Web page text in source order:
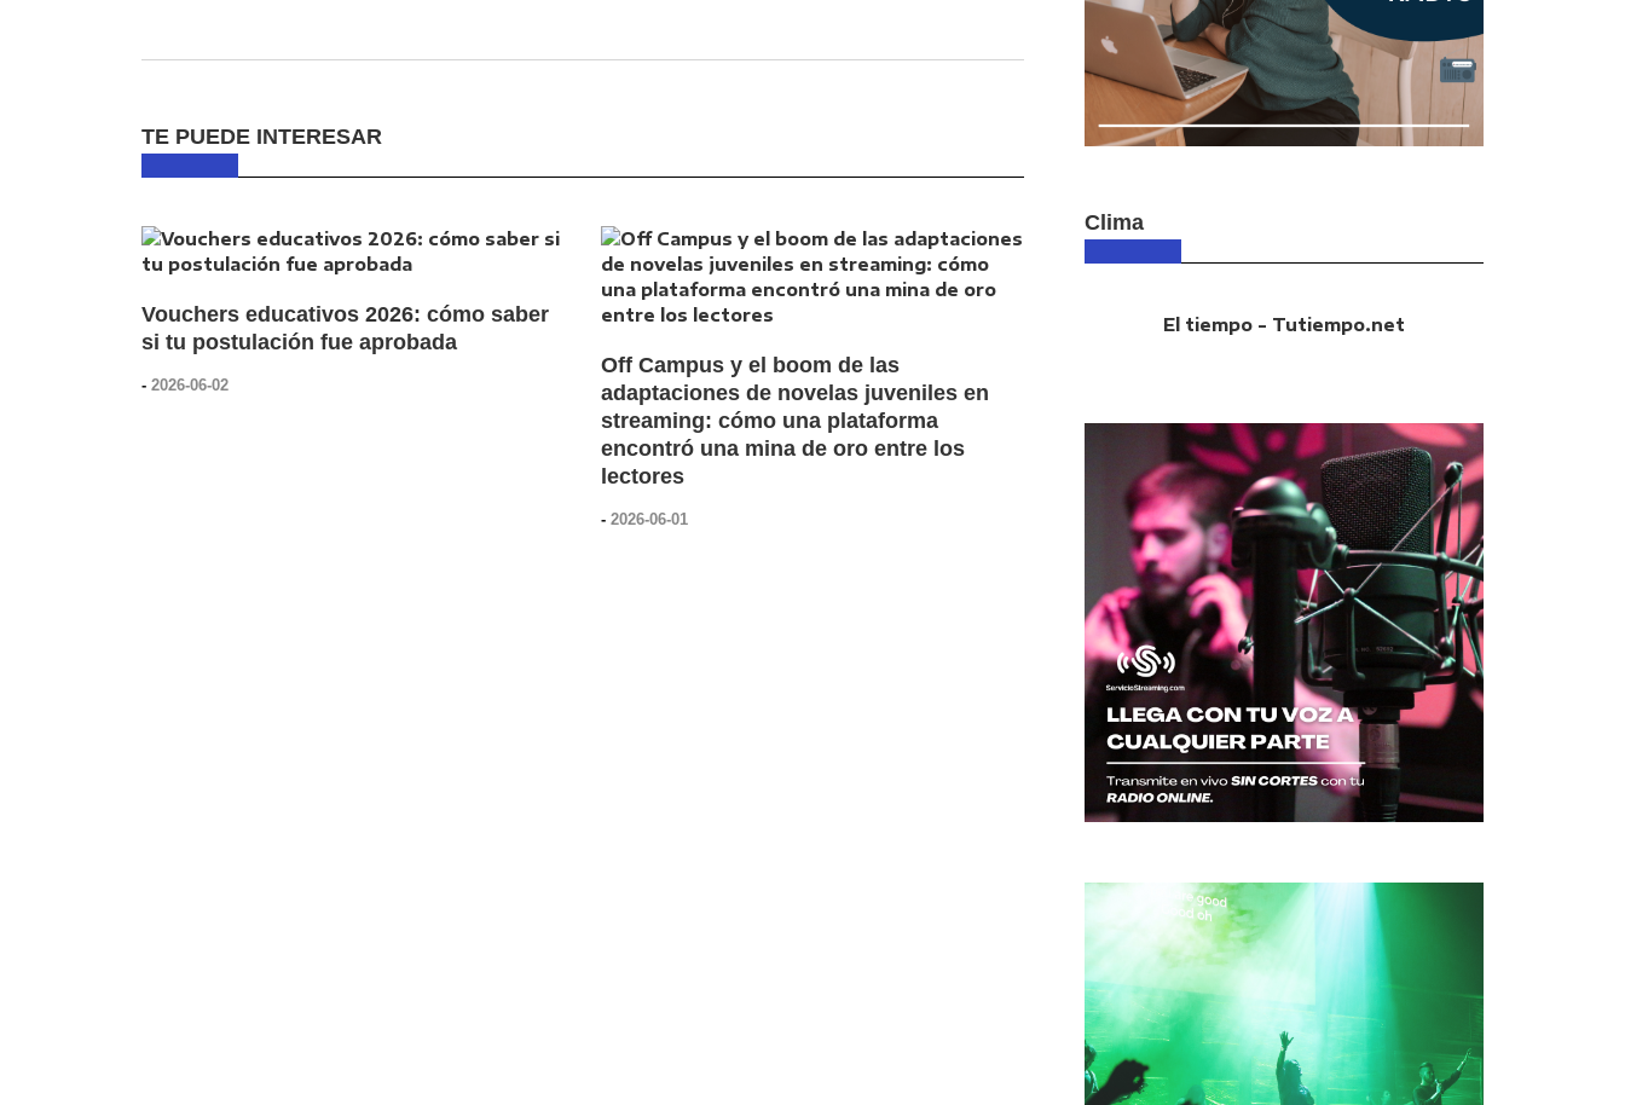
TE PUEDE INTERESAR
Vouchers educativos 2026: cómo saber
si tu postulación fue aprobada
- 2026-06-02
Off Campus y el boom de las
adaptaciones de novelas juveniles en
streaming: cómo una plataforma
encontró una mina de oro entre los
lectores
- 2026-06-01
Clima
El tiempo - Tutiempo.net